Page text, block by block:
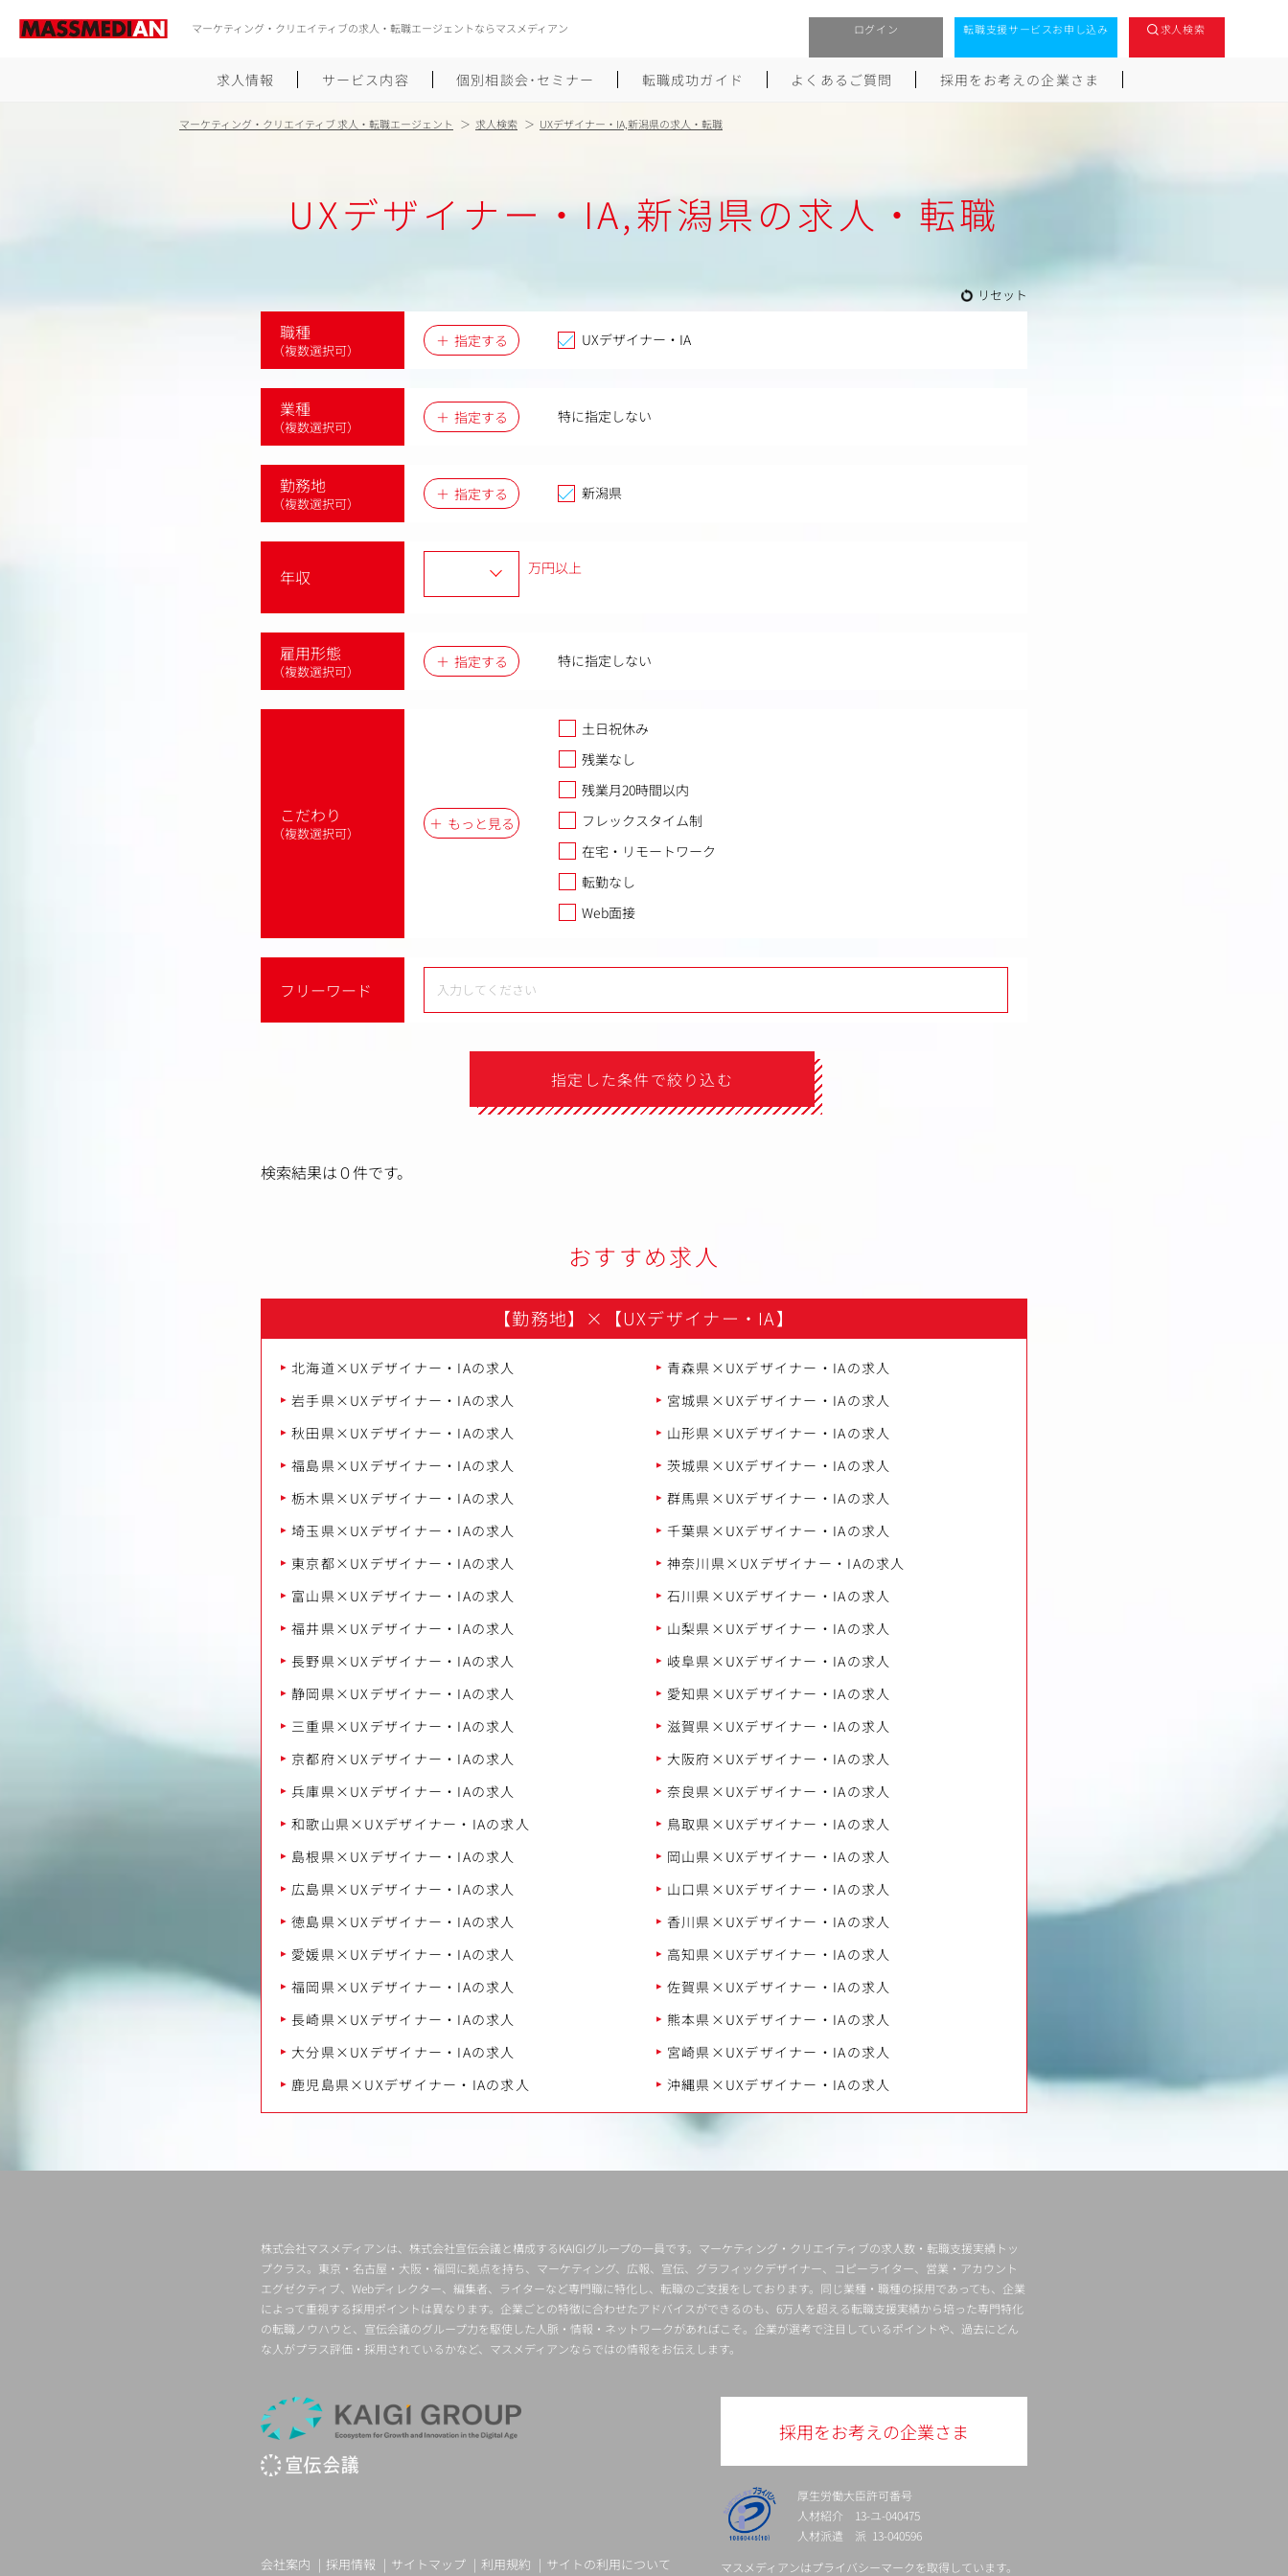
マーケティング・クリエイティブの求人・転職エージェントならマスメディアン ログイン 転職支援サービスお申し込み 求人検索
求人情報 サービス内容 個別相談会･セミナー 転職成功ガイド
履歴書のつくり方
面接対策
大手広告会社への転職
年収アップ転職
よくあるご質問 採用をお考えの企業さま
マーケティング・クリエイティブ 求人・転職エージェント 求人検索 UXデザイナー・IA,新潟県の求人・転職
UXデザイナー・IA,新潟県の求人・転職
リセット
職種
（複数選択可）
指定する UXデザイナー・IA
業種
（複数選択可）
指定する 特に指定しない
勤務地
（複数選択可）
指定する 新潟県
年収 万円以上
雇用形態
（複数選択可）
指定する 特に指定しない
こだわり
（複数選択可）
もっと見る
土日祝休み
残業なし
残業月20時間以内
フレックスタイム制
在宅・リモートワーク
転勤なし
Web面接
フリーワード
指定した条件で絞り込む
検索結果は０件です。
おすすめ求人
【勤務地】 × 【UXデザイナー・IA】
北海道×UXデザイナー・IAの求人
青森県×UXデザイナー・IAの求人
岩手県×UXデザイナー・IAの求人
宮城県×UXデザイナー・IAの求人
秋田県×UXデザイナー・IAの求人
山形県×UXデザイナー・IAの求人
福島県×UXデザイナー・IAの求人
茨城県×UXデザイナー・IAの求人
栃木県×UXデザイナー・IAの求人
群馬県×UXデザイナー・IAの求人
埼玉県×UXデザイナー・IAの求人
千葉県×UXデザイナー・IAの求人
東京都×UXデザイナー・IAの求人
神奈川県×UXデザイナー・IAの求人
富山県×UXデザイナー・IAの求人
石川県×UXデザイナー・IAの求人
福井県×UXデザイナー・IAの求人
山梨県×UXデザイナー・IAの求人
長野県×UXデザイナー・IAの求人
岐阜県×UXデザイナー・IAの求人
静岡県×UXデザイナー・IAの求人
愛知県×UXデザイナー・IAの求人
三重県×UXデザイナー・IAの求人
滋賀県×UXデザイナー・IAの求人
京都府×UXデザイナー・IAの求人
大阪府×UXデザイナー・IAの求人
兵庫県×UXデザイナー・IAの求人
奈良県×UXデザイナー・IAの求人
和歌山県×UXデザイナー・IAの求人
鳥取県×UXデザイナー・IAの求人
島根県×UXデザイナー・IAの求人
岡山県×UXデザイナー・IAの求人
広島県×UXデザイナー・IAの求人
山口県×UXデザイナー・IAの求人
徳島県×UXデザイナー・IAの求人
香川県×UXデザイナー・IAの求人
愛媛県×UXデザイナー・IAの求人
高知県×UXデザイナー・IAの求人
福岡県×UXデザイナー・IAの求人
佐賀県×UXデザイナー・IAの求人
長崎県×UXデザイナー・IAの求人
熊本県×UXデザイナー・IAの求人
大分県×UXデザイナー・IAの求人
宮崎県×UXデザイナー・IAの求人
鹿児島県×UXデザイナー・IAの求人
沖縄県×UXデザイナー・IAの求人
株式会社マスメディアンは、株式会社宣伝会議と構成するKAIGIグループの一員です。マーケティング・クリエイティブの求人数・転職支援実績トッ
プクラス。東京・名古屋・大阪・福岡に拠点を持ち、マーケティング、広報、宣伝、グラフィックデザイナー、コピーライター、営業・アカウント
エグゼクティブ、Webディレクター、編集者、ライターなど専門職に特化し、転職のご支援をしております。同じ業種・職種の採用であっても、企業
によって重視する採用ポイントは異なります。企業ごとの特徴に合わせたアドバイスができるのも、6万人を超える転職支援実績から培った専門特化
の転職ノウハウと、宣伝会議のグループ力を駆使した人脈・情報・ネットワークがあればこそ。企業が選考で注目しているポイントや、過去にどん
な人がプラス評価・採用されているかなど、マスメディアンならではの情報をお伝えします。
採用をお考えの企業さま
厚生労働大臣許可番号
人材紹介 13-ユ-040475
人材派遣 派 13-040596
マスメディアンはプライバシーマークを取得しています。
会社案内 採用情報 サイトマップ 利用規約 サイトの利用について